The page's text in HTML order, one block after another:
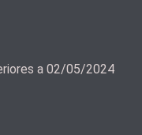
a 02/05/2024